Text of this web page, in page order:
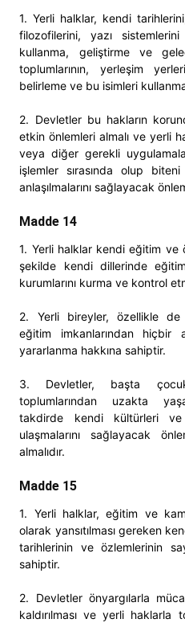
1. Yerli halklar, kendi
filozofilerini, yazı
kullanma, geliştirme ve
toplumlarının, yerleşim
belirleme ve bu isimleri
2. Devletler bu hakların
etkin önlemleri almalı ve yerli
veya diğer gerekli
işlemler sırasında olup
anlaşılmalarını sağlayacak
Madde 14
1. Yerli halklar kendi eğitim
şekilde kendi dillerinde
kurumlarını kurma ve kontrol
2. Yerli bireyler, özellikle de
eğitim imkanlarından hiçbir
yararlanma hakkına sahiptir.
3. Devletler, başta
toplumlarından uzakta
takdirde kendi kültürleri ve
ulaşmalarını sağlayacak
almalıdır.
Madde 15
1. Yerli halklar, eğitim ve
olarak yansıtılması gereken
tarihlerinin ve özlemlerinin
sahiptir.
2. Devletler önyargılarla
kaldırılması ve yerli